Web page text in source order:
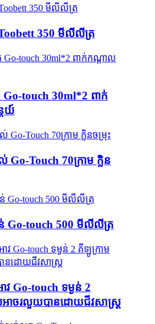
350 មីលីលីត្រ
touch 30ml*2 ពាក់
ៃយ៍
Go-Touch 70ក្រាម ក្លិន​
ន់ Go-touch 500 មីលីលីត្រ
Go-touch ទម្ងន់ 2
ាចរលួយបានដោយជីវសាស្រ្ត